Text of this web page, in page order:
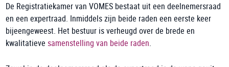
Documenten
Nieuws
De Registratiekamer van VOMES bestaat uit een deelnemersraad
en een expertraad. Inmiddels zijn beide raden een eerste keer
bijeengeweest. Het bestuur is verheugd over de brede en
kwalitatieve samenstelling van beide raden.